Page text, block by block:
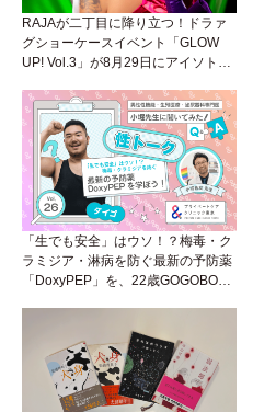
RAJAが二丁目に降り立つ！ドラァ
グショーケースイベント「GLOW
UP! Vol.3」が8月29日にアイソトー
「生でも安全」はウソ！？梅毒・ク
ラミジア・淋病を防ぐ最新の予防薬
「DoxyPEP」を、22歳GOGOBOY
（Vol.26）